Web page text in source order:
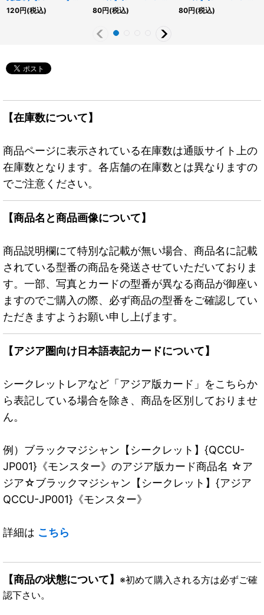
{QCAC-JP056}《モン
スター》
120円(税込)
《融合》
80円(税込)
《融合》
80円(税込)
【在庫数について】
商品ページに表示されている在庫数は通販サイト上の
在庫数となります。各店舗の在庫数とは異なりますの
でご注意ください。
【商品名と商品画像について】
商品説明欄にて特別な記載が無い場合、商品名に記載
されている型番の商品を発送させていただいておりま
す。一部、写真とカードの型番が異なる商品が御座い
ますのでご購入の際、必ず商品の型番をご確認してい
ただきますようお願い申し上げます。
【アジア圏向け日本語表記カードについて】
シークレットレアなど「アジア版カード」をこちらか
ら表記している場合を除き、商品を区別しておりませ
ん。
例）ブラックマジシャン【シークレット】{QCCU-
JP001}《モンスター》のアジア版カード商品名 ☆ア
ジア☆ブラックマジシャン【シークレット】{アジア
QCCU-JP001}《モンスター》
詳細は こちら
【商品の状態について】 ※初めて購入される方は必ずご確
認下さい。